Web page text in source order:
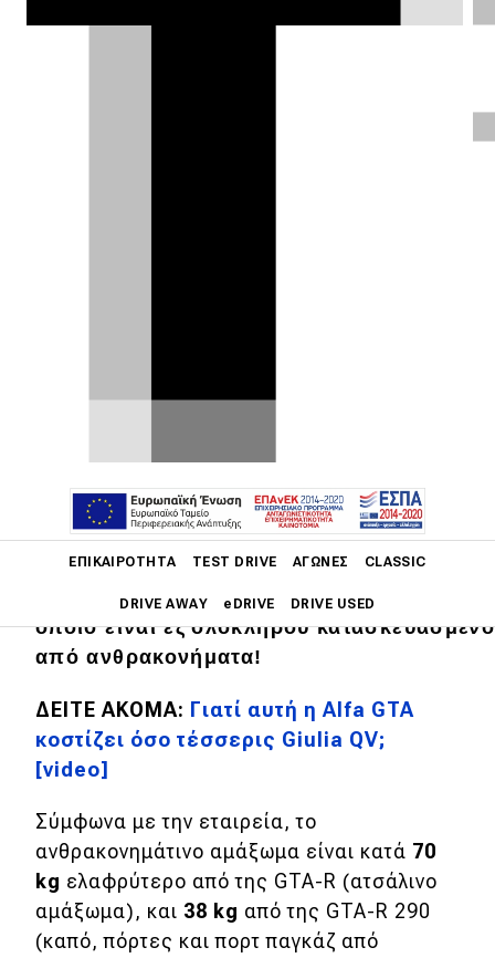
ΕΠΙΚΑΙΡΌΤΗΤΑ TEST DRIVE ΑΓΏΝΕΣ CLASSIC
DRIVE AWAY eDRIVE DRIVE USED
Main navigation
Νέα μοντέλα
Πρωτότυπα
Ελλάδα
Κόσμος
Τεχνολογία
Ασφάλεια
restomod βασισμένα στην
κλασικήAlfa Romeo GTA, δημοσίευσε
φωτογραφίες από το αμάξωμα της
επερχόμενηςGTA-R 300το
οποίο είναι εξ'ολοκλήρου κατασκευασμένο
απόανθρακονήματα!
ΔΕΙΤΕ ΑΚΟΜΑ: Γιατί αυτή η Alfa GTA
κοστίζει όσο τέσσερις Giulia QV;
[video]
Σύμφωνα με την εταιρεία, το
ανθρακονημάτινο αμάξωμα είναι κατά 70
kg ελαφρύτερο από της GTA-R (ατσάλινο
αμάξωμα), και 38 kg από της GTA-R 290
(καπό, πόρτες και πορτ παγκάζ από